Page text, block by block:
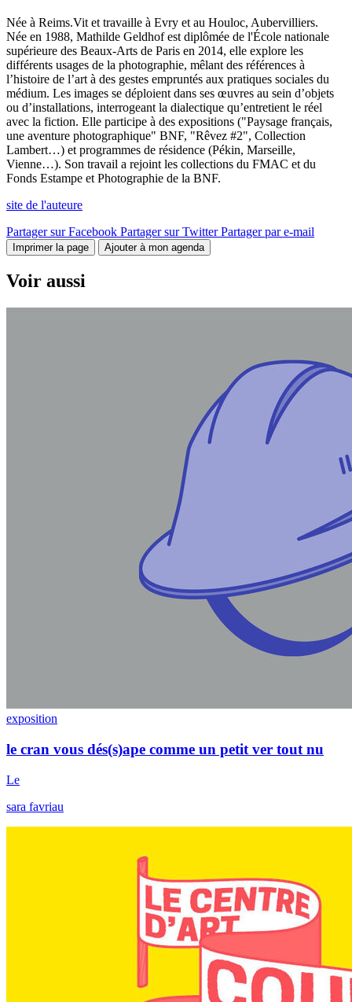
Née à Reims.Vit et travaille à Evry et au Houloc, Aubervilliers.
Née en 1988, Mathilde Geldhof est diplômée de l'École nationale
supérieure des Beaux-Arts de Paris en 2014, elle explore les
différents usages de la photographie, mêlant des références à
l’histoire de l’art à des gestes empruntés aux pratiques sociales du
médium. Les images se déploient dans ses œuvres au sein d’objets
ou d’installations, interrogeant la dialectique qu’entretient le réel
avec la fiction. Elle participe à des expositions ("Paysage français,
une aventure photographique" BNF, "Rêvez #2", Collection
Lambert…) et programmes de résidence (Pékin, Marseille,
Vienne…). Son travail a rejoint les collections du FMAC et du
Fonds Estampe et Photographie de la BNF.
site de l'auteure
Partager sur Facebook Partager sur Twitter Partager par e-mail
Imprimer la page Ajouter à mon agenda
Voir aussi
exposition
le cran vous dés(s)ape comme un petit ver tout nu
Le
sara favriau